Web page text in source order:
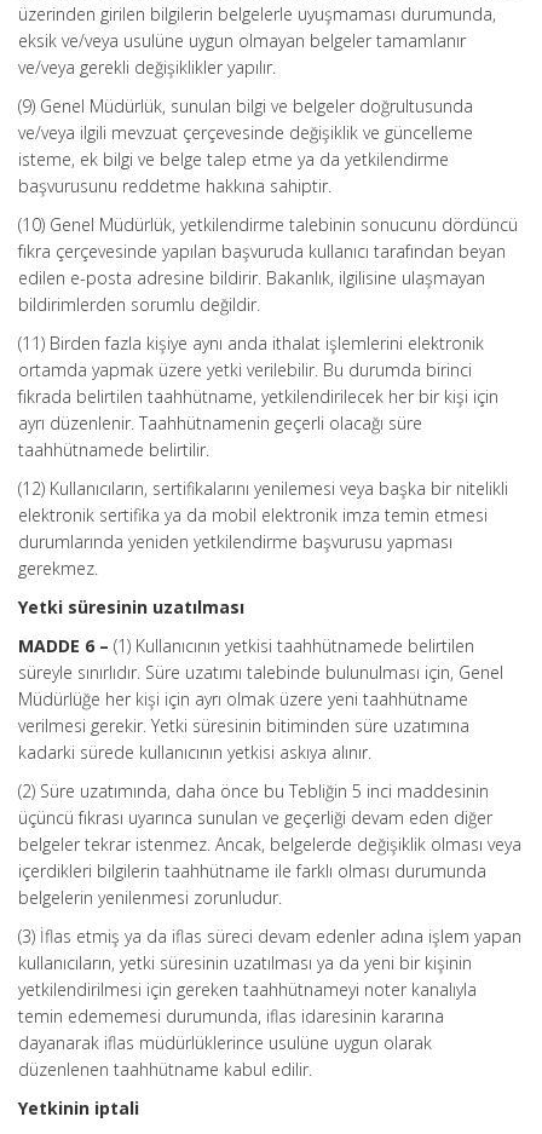
üzerinden girilen bilgilerin belgelerle uyuşmaması durumunda,
eksik ve/veya usulüne uygun olmayan belgeler tamamlanır
ve/veya gerekli değişiklikler yapılır.
(9) Genel Müdürlük, sunulan bilgi ve belgeler doğrultusunda
ve/veya ilgili mevzuat çerçevesinde değişiklik ve güncelleme
isteme, ek bilgi ve belge talep etme ya da yetkilendirme
başvurusunu reddetme hakkına sahiptir.
(10) Genel Müdürlük, yetkilendirme talebinin sonucunu dördüncü
fıkra çerçevesinde yapılan başvuruda kullanıcı tarafından beyan
edilen e-posta adresine bildirir. Bakanlık, ilgilisine ulaşmayan
bildirimlerden sorumlu değildir.
(11) Birden fazla kişiye aynı anda ithalat işlemlerini elektronik
ortamda yapmak üzere yetki verilebilir. Bu durumda birinci
fıkrada belirtilen taahhütname, yetkilendirilecek her bir kişi için
ayrı düzenlenir. Taahhütnamenin geçerli olacağı süre
taahhütnamede belirtilir.
(12) Kullanıcıların, sertifikalarını yenilemesi veya başka bir nitelikli
elektronik sertifika ya da mobil elektronik imza temin etmesi
durumlarında yeniden yetkilendirme başvurusu yapması
gerekmez.
Yetki süresinin uzatılması
MADDE 6 – (1) Kullanıcının yetkisi taahhütnamede belirtilen
süreyle sınırlıdır. Süre uzatımı talebinde bulunulması için, Genel
Müdürlüğe her kişi için ayrı olmak üzere yeni taahhütname
verilmesi gerekir. Yetki süresinin bitiminden süre uzatımına
kadarki sürede kullanıcının yetkisi askıya alınır.
(2) Süre uzatımında, daha önce bu Tebliğin 5 inci maddesinin
üçüncü fıkrası uyarınca sunulan ve geçerliği devam eden diğer
belgeler tekrar istenmez. Ancak, belgelerde değişiklik olması veya
içerdikleri bilgilerin taahhütname ile farklı olması durumunda
belgelerin yenilenmesi zorunludur.
(3) İflas etmiş ya da iflas süreci devam edenler adına işlem yapan
kullanıcıların, yetki süresinin uzatılması ya da yeni bir kişinin
yetkilendirilmesi için gereken taahhütnameyi noter kanalıyla
temin edememesi durumunda, iflas idaresinin kararına
dayanarak iflas müdürlüklerince usulüne uygun olarak
düzenlenen taahhütname kabul edilir.
Yetkinin iptali